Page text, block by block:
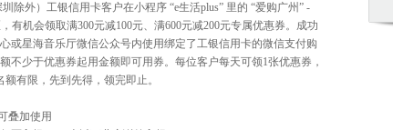
除外）工银信用卡客户在小程序 “e生活plus” 里的 “爱购广州” -
有机会领取满300元减100元、满600元减200元专属优惠券。成功
或星海音乐厅微信公众号内使用绑定了工银信用卡的微信支付购
不少于优惠券起用金额即可用券。每位客户每天可领1张优惠券，
有限，先到先得，领完即止。
叠加使用